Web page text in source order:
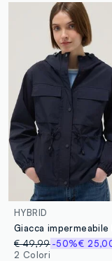
HYBRID
€ 49,99-50%€
2 Colori